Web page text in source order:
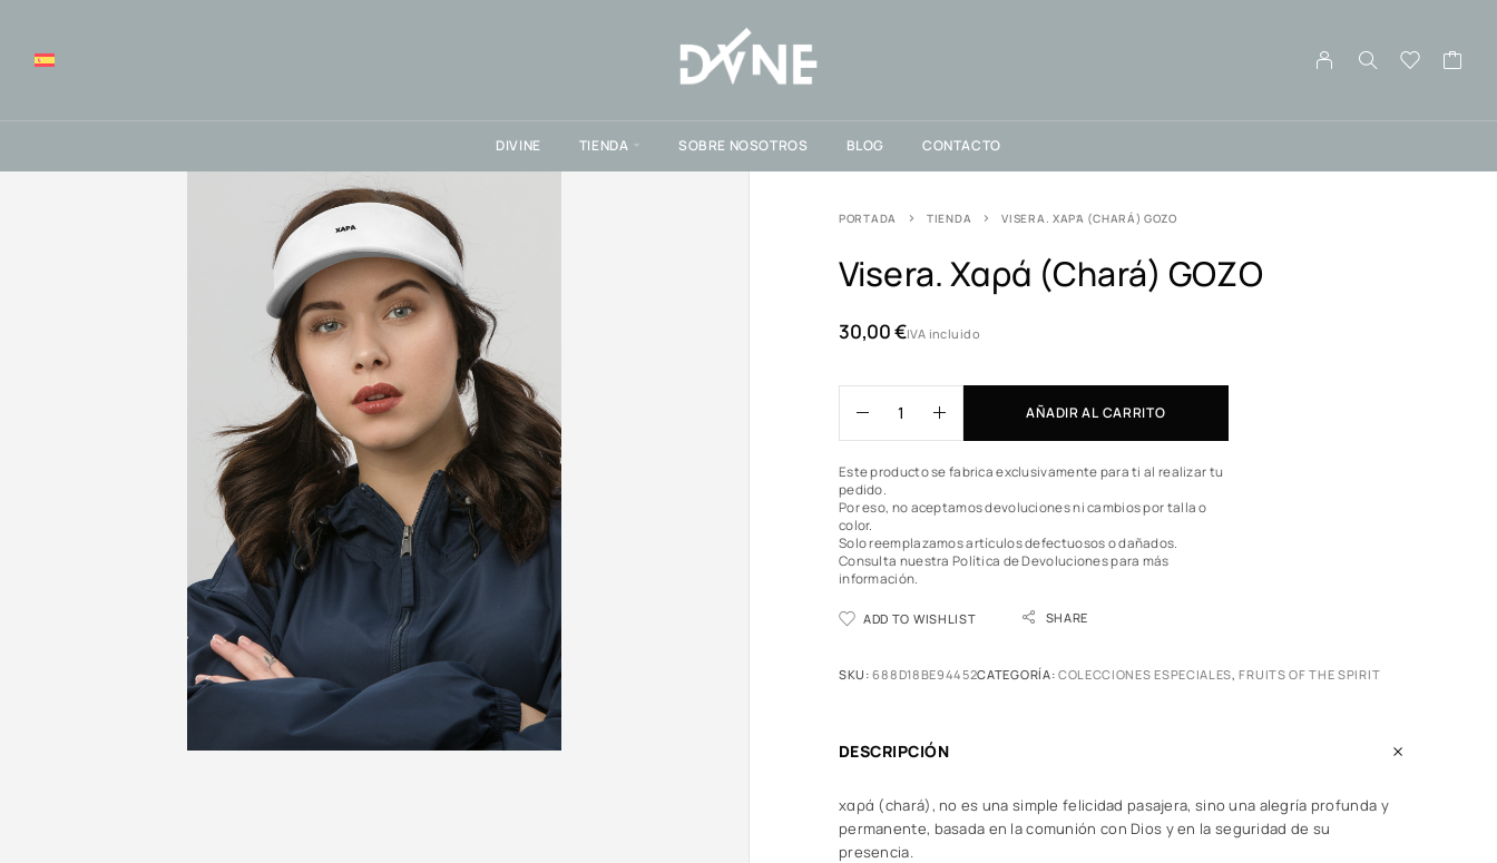
DIVINE TIENDA SOBRE NOSOTROS BLOG CONTACTO
PORTADA TIENDA VISERA. ΧΑΡΆ (CHARÁ) GOZO
Visera. Χαρά (chará) GOZO
30,00€IVA incluido
AÑADIR AL CARRITO
Este producto se fabrica exclusivamente para ti al realizar tu
pedido.
Por eso, no aceptamos devoluciones ni cambios por talla o
color.
Solo reemplazamos artículos defectuosos o dañados.
Consulta nuestra Política de Devolucionespara más
información.
ADD TO WISHLIST SHARE
SKU:688D18BE94452CATEGORÍA: COLECCIONES ESPECIALES,FRUITS OF THE SPIRIT
DESCRIPCIÓN
χαρά (chará), no es una simple felicidad pasajera, sino una alegría profunda y
permanente, basada en la comunión con Dios y en la seguridad de su
presencia.